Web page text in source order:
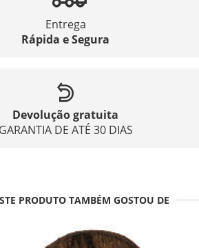
Entrega
Rápida e Segura
Devolução gratuita
GARANTIA DE ATÉ 30 DIAS
PRODUTO TAMBÉM GOSTOU DE